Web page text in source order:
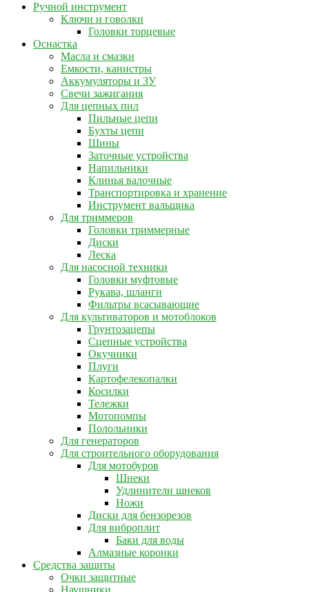
Ручной инструмент
Ключи и говолки
Головки торцевые
Оснастка
Масла и смазки
Емкости, канистры
Аккумуляторы и ЗУ
Свечи зажигания
Для цепных пил
Пильные цепи
Бухты цепи
Шины
Заточные устройства
Напильники
Клинья валочные
Транспортировка и хранение
Инструмент вальщика
Для триммеров
Головки триммерные
Диски
Леска
Для насосной техники
Головки муфтовые
Рукава, шланги
Фильтры всасывающие
Для культиваторов и мотоблоков
Грунтозацепы
Сцепные устройства
Окучники
Плуги
Картофелекопалки
Косилки
Тележки
Мотопомпы
Полольники
Для генераторов
Для строительного оборудования
Для мотобуров
Шнеки
Удлинители шнеков
Ножи
Диски для бензорезов
Для виброплит
Баки для воды
Алмазные коронки
Средства защиты
Очки защитные